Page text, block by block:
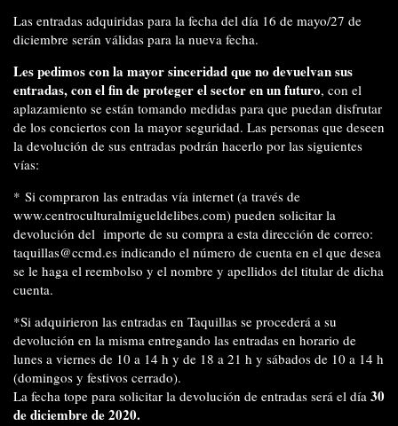
Las entradas adquiridas para la fecha del día 16 de mayo/27 de
diciembre serán válidas para la nueva fecha.
Les pedimos con la mayor sinceridad que no devuelvan sus
entradas, con el fin de proteger el sector en un futuro, con el
aplazamiento se están tomando medidas para que puedan disfrutar
de los conciertos con la mayor seguridad. Las personas que deseen
la devolución de sus entradas podrán hacerlo por las siguientes
vías:
* Si compraron las entradas vía internet (a través de
www.centroculturalmigueldelibes.com) pueden solicitar la
devolución del importe de su compra a esta dirección de correo:
taquillas@ccmd.es indicando el número de cuenta en el que desea
se le haga el reembolso y el nombre y apellidos del titular de dicha
cuenta.
*Si adquirieron las entradas en Taquillas se procederá a su
devolución en la misma entregando las entradas en horario de
lunes a viernes de 10 a 14 h y de 18 a 21 h y sábados de 10 a 14 h
(domingos y festivos cerrado).
La fecha tope para solicitar la devolución de entradas será el día 30
de diciembre de 2020.